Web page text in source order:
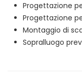
Progettazione
Progettazione
Montaggio di
Sopralluogo